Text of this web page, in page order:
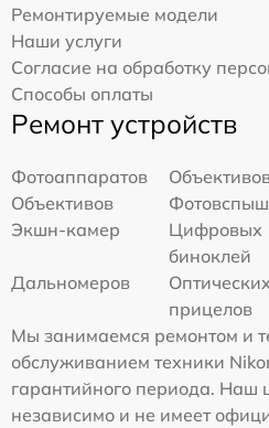
Ремонтируемые модели
Наши услуги
Согласие на обработку
Способы оплаты
Ремонт устройств
Фотоаппаратов
Объективов
Экшн-камер
Цифровых
биноклей
Дальномеров
Оптических
прицелов
Мы занимаемся ремонтом и
обслуживанием техники
гарантийного периода. Наш
независимо и не имеет